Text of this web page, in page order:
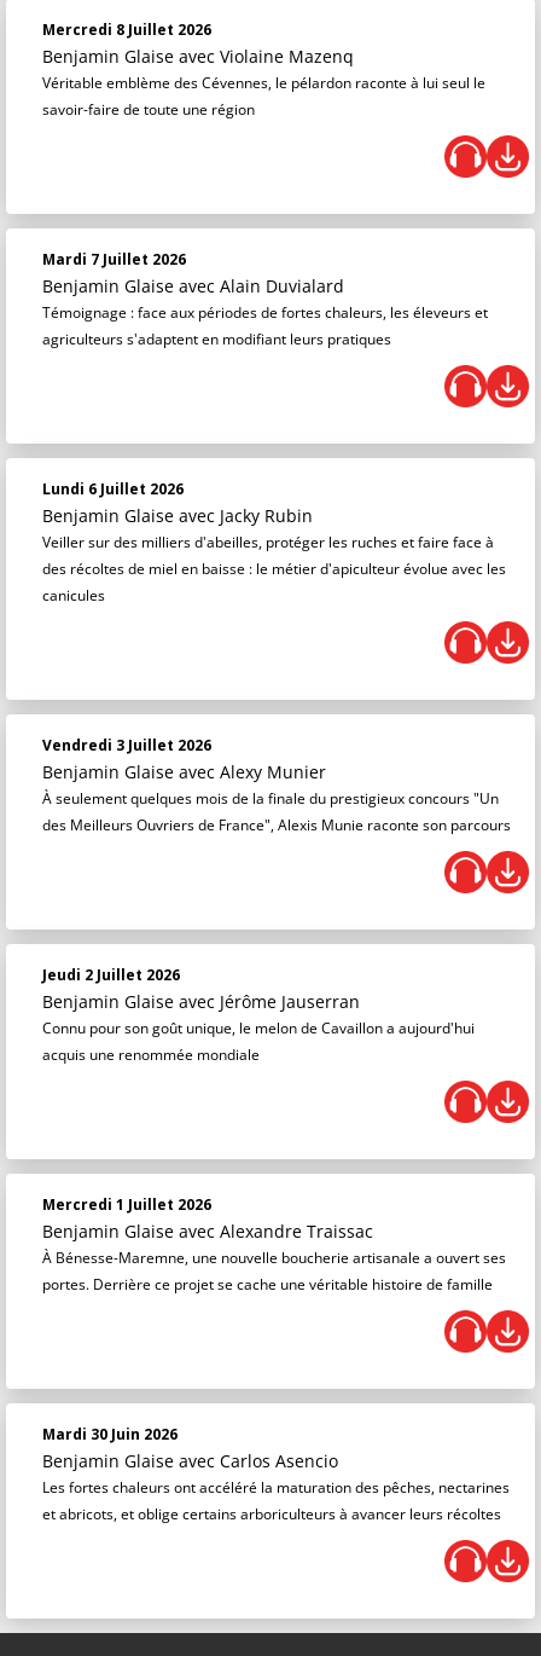
Mercredi 8 Juillet 2026
Benjamin Glaise avec Violaine Mazenq
Véritable emblème des Cévennes, le pélardon raconte à lui seul le
savoir-faire de toute une région
Mardi 7 Juillet 2026
Benjamin Glaise avec Alain Duvialard
Témoignage : face aux périodes de fortes chaleurs, les éleveurs et
agriculteurs s'adaptent en modifiant leurs pratiques
Lundi 6 Juillet 2026
Benjamin Glaise avec Jacky Rubin
Veiller sur des milliers d'abeilles, protéger les ruches et faire face à
des récoltes de miel en baisse : le métier d'apiculteur évolue avec les
canicules
Vendredi 3 Juillet 2026
Benjamin Glaise avec Alexy Munier
À seulement quelques mois de la finale du prestigieux concours "Un
des Meilleurs Ouvriers de France", Alexis Munie raconte son parcours
Jeudi 2 Juillet 2026
Benjamin Glaise avec Jérôme Jauserran
Connu pour son goût unique, le melon de Cavaillon a aujourd'hui
acquis une renommée mondiale
Mercredi 1 Juillet 2026
Benjamin Glaise avec Alexandre Traissac
À Bénesse-Maremne, une nouvelle boucherie artisanale a ouvert ses
portes. Derrière ce projet se cache une véritable histoire de famille
Mardi 30 Juin 2026
Benjamin Glaise avec Carlos Asencio
Les fortes chaleurs ont accéléré la maturation des pêches, nectarines
et abricots, et oblige certains arboriculteurs à avancer leurs récoltes